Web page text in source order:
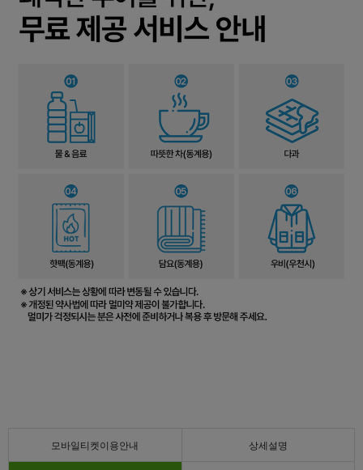
모바일티켓이용안내 상세설명